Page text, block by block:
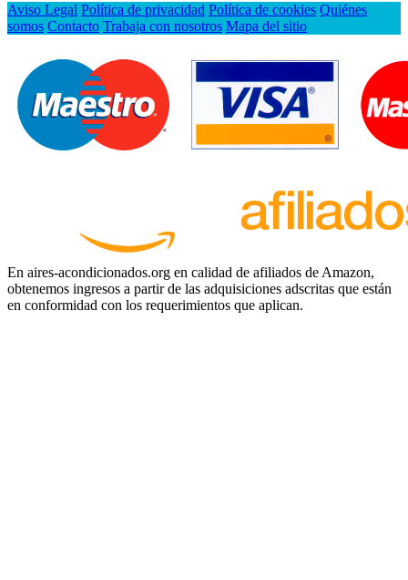
Aviso Legal Política de privacidad Política de cookies Quiénes
somos Contacto Trabaja con nosotros Mapa del sitio
En aires-acondicionados.org en calidad de afiliados de Amazon,
obtenemos ingresos a partir de las adquisiciones adscritas que están
en conformidad con los requerimientos que aplican.